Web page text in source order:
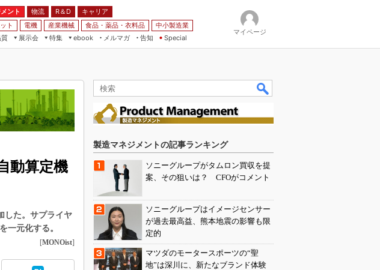
ント 物流 R＆D
キャリア
ト 電機 産業機械 食品・薬品・衣料品
中小製造業
展示会
特集
ebook
メルマガ
告知 Special
マイページ
動算定機
した。サプライヤ
一元化する。
[MONOist]
製造マネジメントの記事ランキング
ソニーグループがタムロン買収を提
案、その狙いは？ CFOがコメント
ソニーグループはイメージセンサー
が過去最高益、熊本地震の影響も限
定的
マツダのモータースポーツの“聖
地”は深川に、新たなブランド体験